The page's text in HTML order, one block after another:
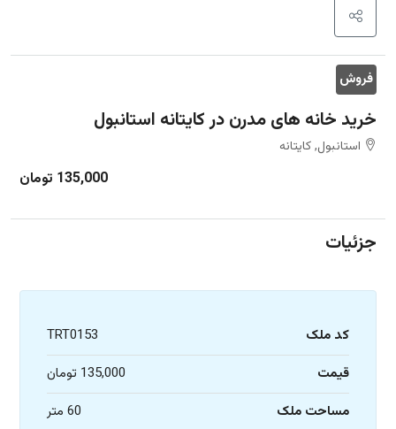
فروش
خرید خانه های مدرن در کایتانه استانبول
استانبول, کایتانه
135,000 تومان
جزئیات
کد ملک
TRT0153
قیمت
135,000 تومان
مساحت ملک
60 متر